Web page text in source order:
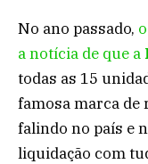
No ano passado,
a notícia de que a
todas as 15
famosa marca de
falindo no país e
liquidação com